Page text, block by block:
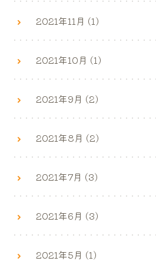
2021年11月 (1)
2021年10月 (1)
2021年9月 (2)
2021年8月 (2)
2021年7月 (3)
2021年6月 (3)
2021年5月 (1)